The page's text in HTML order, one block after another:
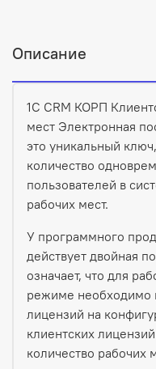
Описание
1С CRM КОРП
мест Электронная
это уникальный
количество
пользователей в
рабочих мест.
У программного
действует двойная
означает, что для
режиме необходимо
лицензий на
клиентских
количество рабочих